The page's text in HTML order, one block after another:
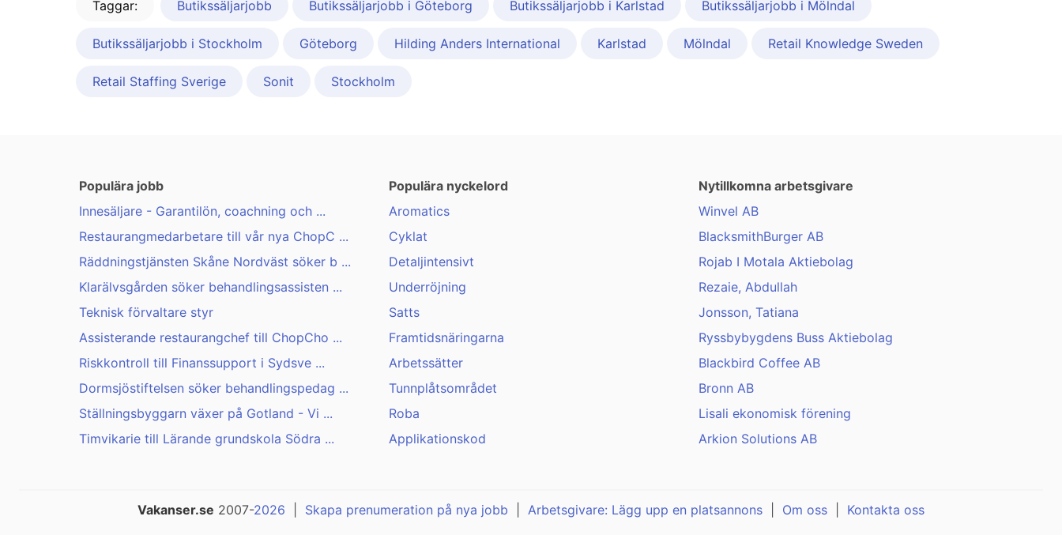
Taggar: Butikssäljarjobb Butikssäljarjobb i Göteborg Butikssäljarjobb i Karlstad Butikssäljarjobb i Mölndal
Butikssäljarjobb i Stockholm Göteborg Hilding Anders International Karlstad Mölndal Retail Knowledge Sweden
Retail Staffing Sverige Sonit Stockholm
Populära jobb
Innesäljare - Garantilön, coachning och ...
Restaurangmedarbetare till vår nya ChopC ...
Räddningstjänsten Skåne Nordväst söker b ...
Klarälvsgården söker behandlingsassisten ...
Teknisk förvaltare styr
Assisterande restaurangchef till ChopCho ...
Riskkontroll till Finanssupport i Sydsve ...
Dormsjöstiftelsen söker behandlingspedag ...
Ställningsbyggarn växer på Gotland - Vi ...
Timvikarie till Lärande grundskola Södra ...
Populära nyckelord
Aromatics
Cyklat
Detaljintensivt
Underröjning
Satts
Framtidsnäringarna
Arbetssätter
Tunnplåtsområdet
Roba
Applikationskod
Nytillkomna arbetsgivare
Winvel AB
BlacksmithBurger AB
Rojab I Motala Aktiebolag
Rezaie, Abdullah
Jonsson, Tatiana
Ryssbybygdens Buss Aktiebolag
Blackbird Coffee AB
Bronn AB
Lisali ekonomisk förening
Arkion Solutions AB
Vakanser.se 2007-2026 Skapa prenumeration på nya jobb Arbetsgivare: Lägg upp en platsannons Om oss Kontakta oss